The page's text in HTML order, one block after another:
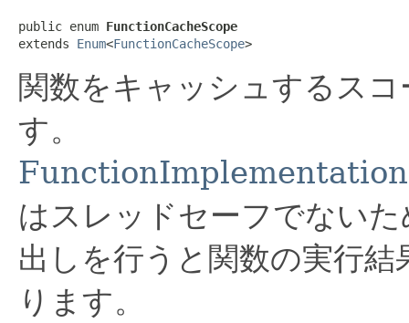
public enum FunctionCacheScope
extends Enum<FunctionCacheScope>
関数をキャッシュするス
す。
はスレッドセーフでない
出しを行うと関数の実行
ります。